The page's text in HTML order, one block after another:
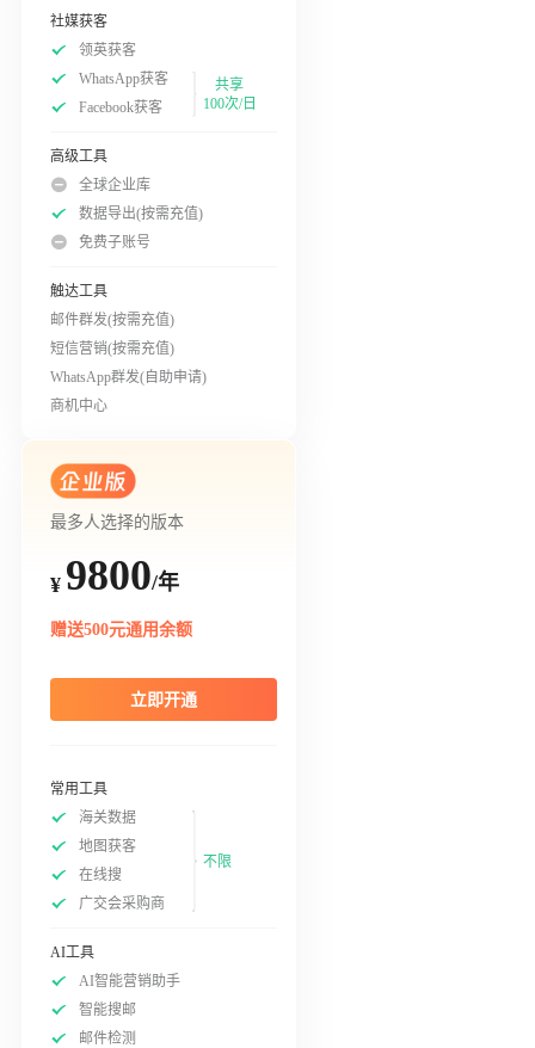
社媒获客
领英获客
WhatsApp获客
Facebook获客
共享
100次/日
高级工具
全球企业库
数据导出(按需充值)
免费子账号
触达工具
邮件群发(按需充值)
短信营销(按需充值)
WhatsApp群发(自助申请)
商机中心
最多人选择的版本
¥ 9800/年
赠送500元通用余额
立即开通
常用工具
海关数据
地图获客
在线搜
广交会采购商
不限
AI工具
AI智能营销助手
智能搜邮
邮件检测